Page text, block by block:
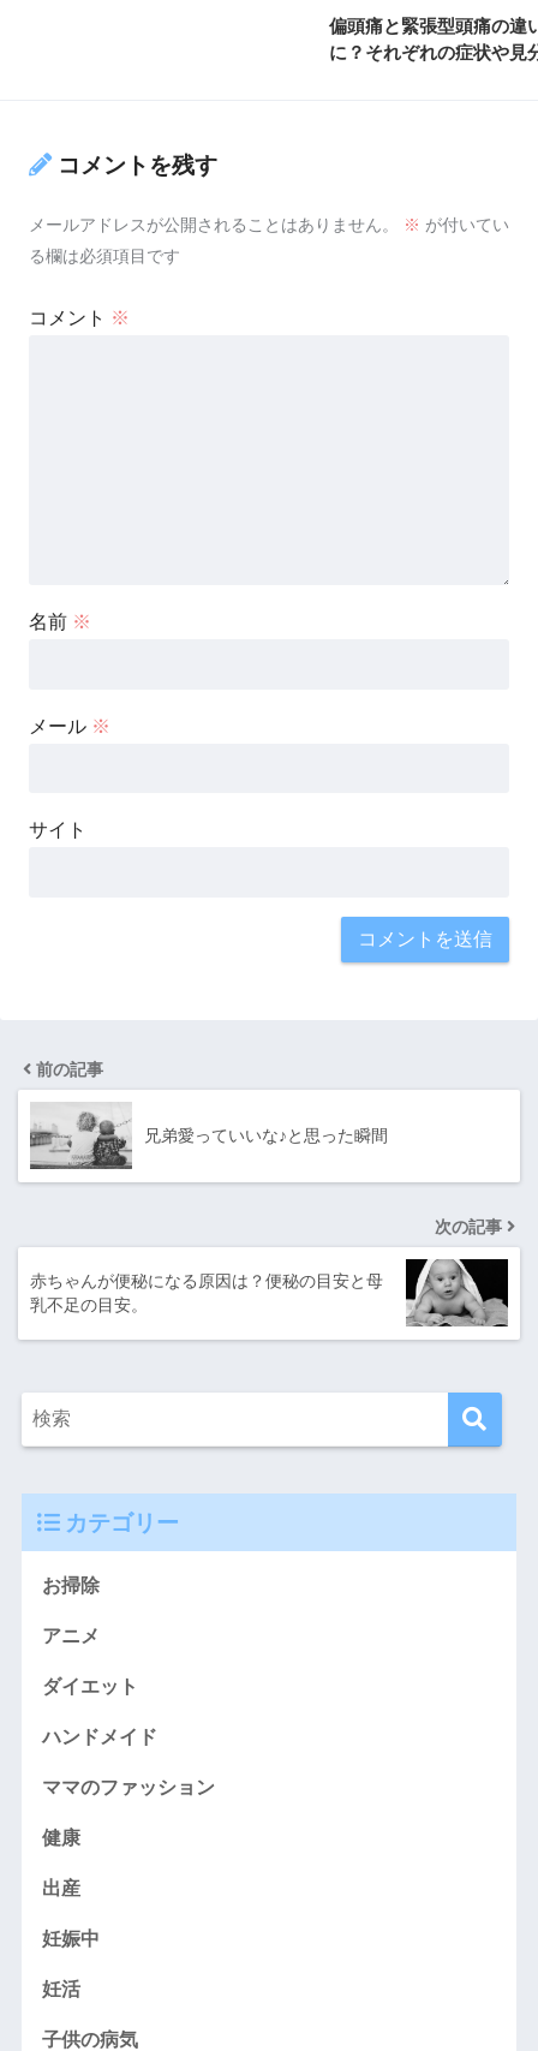
偏頭痛と緊張型頭痛の違
に？それぞれの症状や見
コメントを残す
メールアドレスが公開されることはありません。 ※ が付いてい
る欄は必須項目です
コメント ※
名前 ※
メール ※
サイト
前の記事
兄弟愛っていいな♪と思った瞬間
次の記事
赤ちゃんが便秘になる原因は？便秘の目安と母
乳不足の目安。
カテゴリー
お掃除
アニメ
ダイエット
ハンドメイド
ママのファッション
健康
出産
妊娠中
妊活
子供の病気